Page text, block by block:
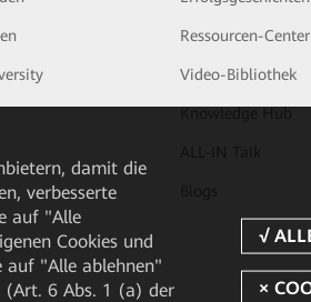
Ressourcen-Center
Video-Bibliothek
Knowledge Hub
damit die
verbesserte
auf "Alle
Cookies und
auf "Alle ablehnen"
(Art. 6 Abs. 1 (a) der